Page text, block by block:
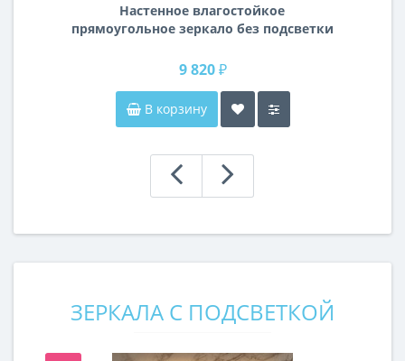
Настенное влагостойкое
прямоугольное зеркало без подсветки
9 820 ₽
В корзину
ЗЕРКАЛА С ПОДСВЕТКОЙ